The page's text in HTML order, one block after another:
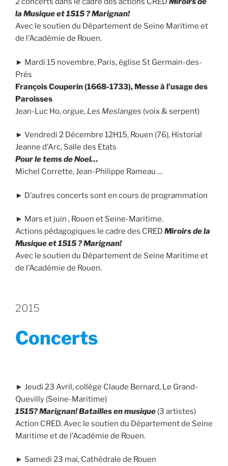
la Musique et 1515 ? Marignan!
Avec le soutien du Département de Seine Maritime et
de l’Académie de Rouen.
► Mardi 15 novembre, Paris, église St Germain-des-
Prés
François Couperin (1668-1733), Messe à l’usage des
Paroisses
Jean-Luc Ho, orgue, Les Meslanges (voix & serpent)
► Vendredi 2 Décembre 12H15, Rouen (76), Historial
Jeanne d’Arc, Salle des Etats
Pour le tems de Noel…
Michel Corrette, Jean-Philippe Rameau …
► D’autres concerts sont en cours de programmation
► Mars et juin , Rouen et Seine-Maritime.
Actions pédagogiques le cadre des CRED Miroirs de la
Musique et 1515 ? Marignan!
Avec le soutien du Département de Seine Maritime et
de l’Académie de Rouen.
2015
Concerts
► Jeudi 23 Avril, collège Claude Bernard, Le Grand-
Quevilly (Seine-Maritime)
1515? Marignan! Batailles en musique (3 artistes)
Action CRED. Avec le soutien du Département de Seine
Maritime et de l’Académie de Rouen.
► Samedi 23 mai, Cathédrale de Rouen